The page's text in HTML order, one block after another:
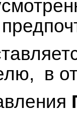
в